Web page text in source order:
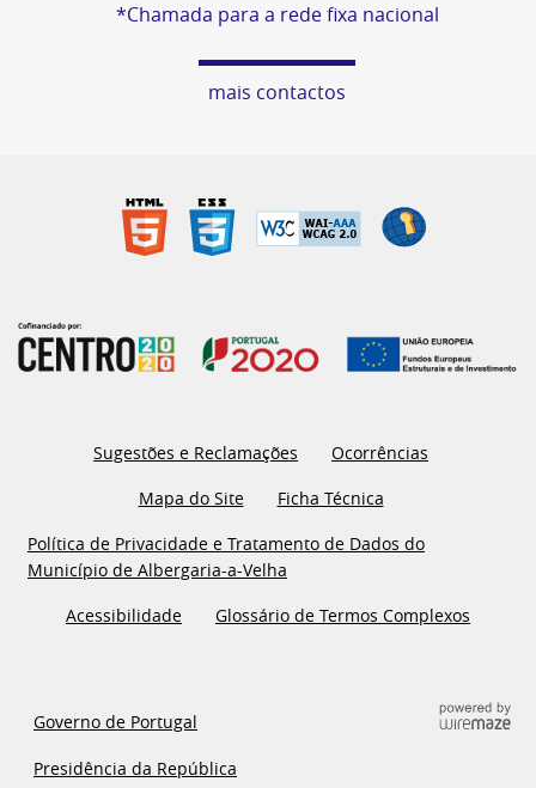
*Chamada para a rede fixa nacional
mais contactos
Sugestões e Reclamações
Ocorrências
Mapa do Site
Ficha Técnica
Política de Privacidade e Tratamento de Dados do
Município de Albergaria-a-Velha
Acessibilidade
Glossário de Termos Complexos
Governo de Portugal
Presidência da República